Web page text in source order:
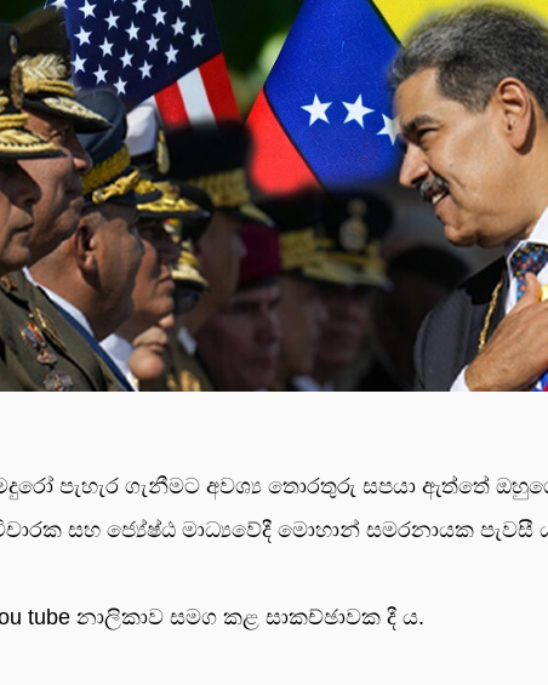
පැහැර ගැනීමට අවශ්‍ය තොරතුරු සපයා ඇත්තේ
සහ ජ්‍යේෂ්ඨ මාධ්‍යවේදී මොහාන් සමරනායක පැවසී
tube නාලිකාව සමග කළ සාකච්ඡාවක දී ය.